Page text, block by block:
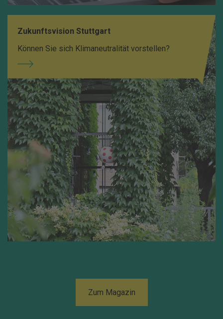
Zukunftsvision Stuttgart
Können Sie sich Klimaneutralität vorstellen?
Zum Magazin